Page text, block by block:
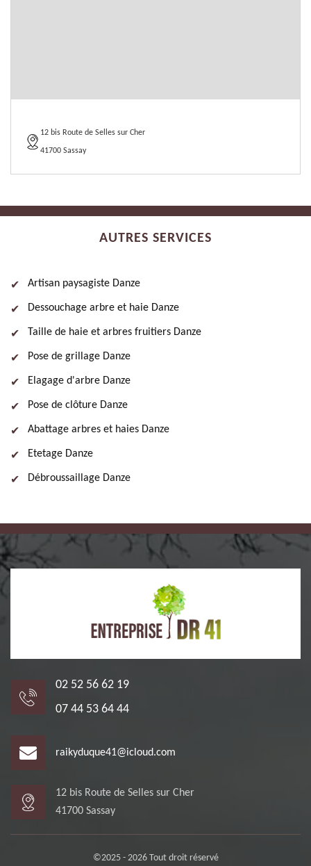
12 bis Route de Selles sur Cher
41700 Sassay
AUTRES SERVICES
Artisan paysagiste Danze
Dessouchage arbre et haie Danze
Taille de haie et arbres fruitiers Danze
Pose de grillage Danze
Elagage d'arbre Danze
Pose de clôture Danze
Abattage arbres et haies Danze
Etetage Danze
Débroussaillage Danze
02 52 56 62 19
07 44 53 64 44
raikyduque41@icloud.com
12 bis Route de Selles sur Cher
41700 Sassay
©2025 - 2026 Tout droit réservé